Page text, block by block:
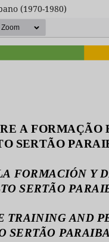
(1970-1980)